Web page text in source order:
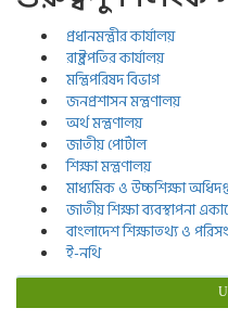
প্রধানমন্ত্রীর কার্যালয়
রাষ্ট্রপতির কার্যালয়
মন্ত্রিপরিষদ বিভাগ
জনপ্রশাসন মন্ত্রণালয়
অর্থ মন্ত্রণালয়
জাতীয় পোর্টাল
শিক্ষা মন্ত্রণালয়
মাধ্যমিক ও উচ্চশিক্ষা
জাতীয় শিক্ষা ব্যবস্থাপনা
বাংলাদেশ শিক্ষাতথ্য ও
ই-নথি